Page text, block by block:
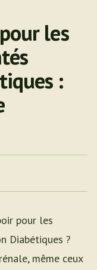
les
:
pour les
Diabétiques ?
même ceux